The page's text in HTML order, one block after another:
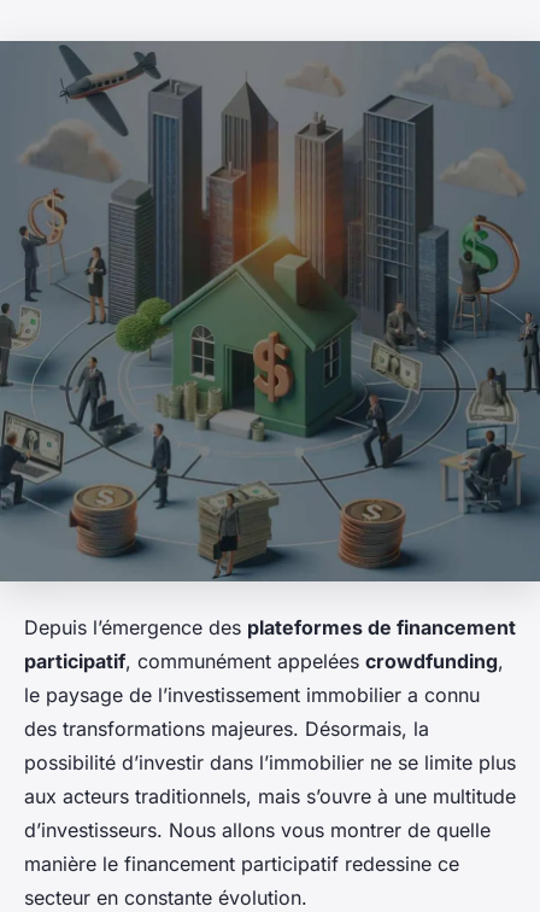
Depuis l’émergence des plateformes de financement
participatif, communément appelées crowdfunding,
le paysage de l’investissement immobilier a connu
des transformations majeures. Désormais, la
possibilité d’investir dans l’immobilier ne se limite plus
aux acteurs traditionnels, mais s’ouvre à une multitude
d’investisseurs. Nous allons vous montrer de quelle
manière le financement participatif redessine ce
secteur en constante évolution.